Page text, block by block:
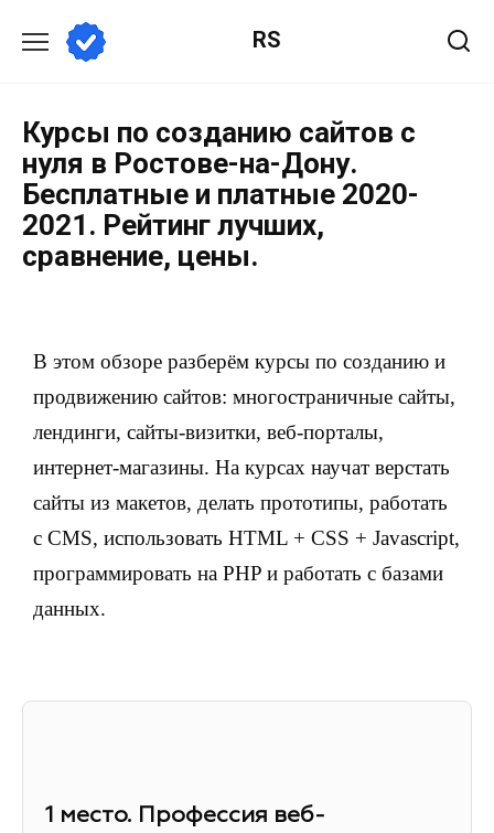
RS
Курсы по созданию сайтов с
нуля в Ростове-на-Дону.
Бесплатные и платные 2020-
2021. Рейтинг лучших,
сравнение, цены.
В этом обзоре разберём курсы по созданию и
продвижению сайтов: многостраничные сайты,
лендинги, сайты-визитки, веб-порталы,
интернет-магазины. На курсах научат верстать
сайты из макетов, делать прототипы, работать
с CMS, использовать HTML + CSS + Javascript,
программировать на PHP и работать с базами
данных.
1 место. Профессия веб-